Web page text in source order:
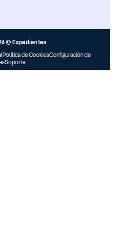
© Expedientes
Política de CookiesConfiguración de
Soporte